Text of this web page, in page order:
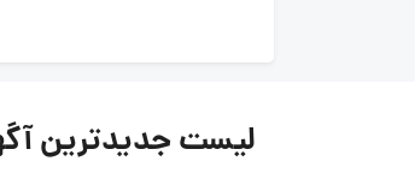
لیست جدیدترین